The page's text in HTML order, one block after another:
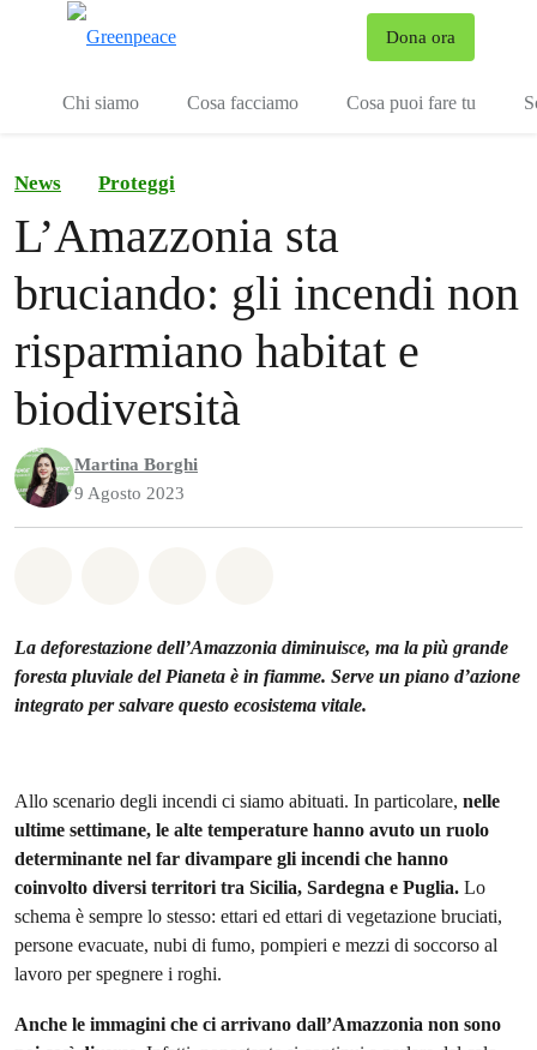
Dona ora
Chi siamo Cosa facciamo Cosa puoi fare tu
News Proteggi
L’Amazzonia sta
bruciando: gli incendi non
risparmiano habitat e
biodiversità
Martina Borghi
9 Agosto 2023
La deforestazione dell’Amazzonia diminuisce, ma la più grande
foresta pluviale del Pianeta è in fiamme. Serve un piano d’azione
integrato per salvare questo ecosistema vitale.
Allo scenario degli incendi ci siamo abituati. In particolare, nelle
ultime settimane, le alte temperature hanno avuto un ruolo
determinante nel far divampare gli incendi che hanno
coinvolto diversi territori tra Sicilia, Sardegna e Puglia. Lo
schema è sempre lo stesso: ettari ed ettari di vegetazione bruciati,
persone evacuate, nubi di fumo, pompieri e mezzi di soccorso al
lavoro per spegnere i roghi.
Anche le immagini che ci arrivano dall’Amazzonia non sono